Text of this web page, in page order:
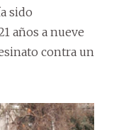
sido
años a nueve
contra un